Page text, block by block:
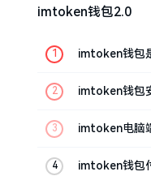
imtoken钱包2.0
imtoken钱包
imtoken钱包
imtoken电脑
imtoken钱包